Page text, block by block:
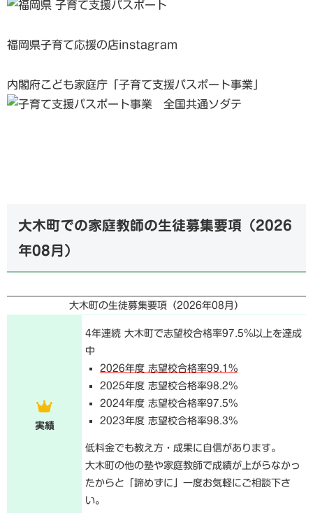
福岡県子育て応援の店instagram
内閣府こども家庭庁「子育て支援パスポート事業」
大木町での家庭教師の生徒募集要項（2026
年08月）
大木町の生徒募集要項（2026年08月 ）
実績
4年連続 大木町で志望校合格率97.5%以上を達成
中
2026年度 志望校合格率99.1%
2025年度 志望校合格率98.2%
2024年度 志望校合格率97.5%
2023年度 志望校合格率98.3%
低料金でも教え方・成果に自信があります。
大木町の他の塾や家庭教師で成績が上がらなかっ
たからと「諦めずに」一度お気軽にご相談下さ
い。